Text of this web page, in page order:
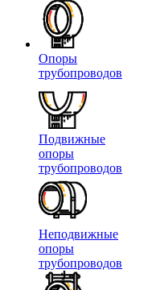
Опоры
трубопроводов
Подвижные
опоры
трубопроводов
Неподвижные
опоры
трубопроводов